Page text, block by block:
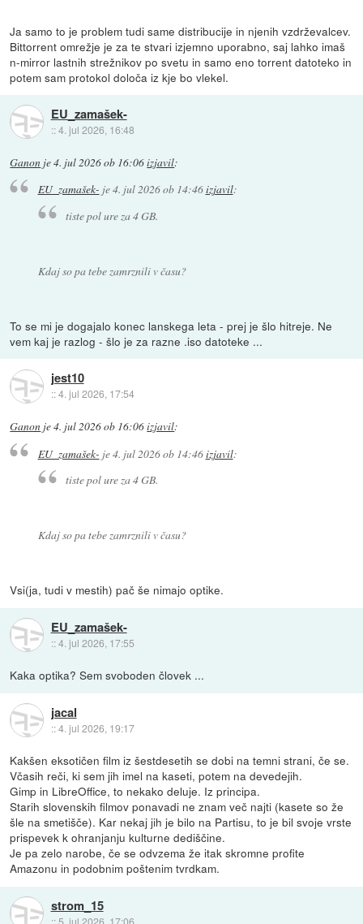
Ja samo to je problem tudi same distribucije in njenih vzdrževalcev.
Bittorrent omrežje je za te stvari izjemno uporabno, saj lahko imaš
n-mirror lastnih strežnikov po svetu in samo eno torrent datoteko in
potem sam protokol določa iz kje bo vlekel.
EU_zamašek-
::4. jul 2026, 16:48
Ganon je4. jul 2026 ob 16:06izjavil:
EU_zamašek- je4. jul 2026 ob 14:46izjavil:
tiste pol ure za 4 GB.
Kdaj so pa tebe zamrznili v času?
To se mi je dogajalo konec lanskega leta - prej je šlo hitreje. Ne
vem kaj je razlog - šlo je za razne .iso datoteke ...
jest10
::4. jul 2026, 17:54
Ganon je4. jul 2026 ob 16:06izjavil:
EU_zamašek- je4. jul 2026 ob 14:46izjavil:
tiste pol ure za 4 GB.
Kdaj so pa tebe zamrznili v času?
Vsi(ja, tudi v mestih) pač še nimajo optike.
EU_zamašek-
::4. jul 2026, 17:55
Kaka optika? Sem svoboden človek ...
jacal
::4. jul 2026, 19:17
Kakšen eksotičen film iz šestdesetih se dobi na temni strani, če se.
Včasih reči, ki sem jih imel na kaseti, potem na devedejih.
Gimp in LibreOffice, to nekako deluje. Iz principa.
Starih slovenskih filmov ponavadi ne znam več najti (kasete so že
šle na smetišče). Kar nekaj jih je bilo na Partisu, to je bil svoje vrste
prispevek k ohranjanju kulturne dediščine.
Je pa zelo narobe, če se odvzema že itak skromne profite
Amazonu in podobnim poštenim tvrdkam.
strom_15
:: 5. jul 2026, 17:06